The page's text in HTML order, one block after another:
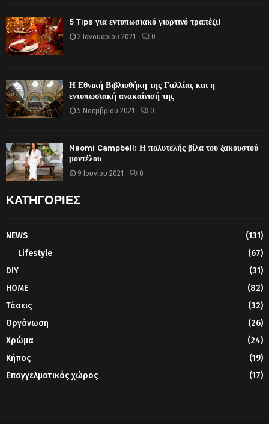
5 Tips για εντυπωσιακό γιορτινό τραπέζι!
2 Ιανουαρίου 2021 0
Η Εθνική Βιβλιοθήκη της Γαλλίας και η
εντυπωσιακή ανακαίνισή της
5 Νοεμβρίου 2021 0
Naomi Campbell: Η πολυτελής βίλα του ξακουστού
μοντέλου
9 Ιουνίου 2021 0
ΚΑΤΗΓΟΡΙΕΣ
NEWS
(131)
Lifestyle
(67)
DIY
(31)
HOME
(82)
Τάσεις
(32)
Οργάνωση
(26)
Χρώμα
(24)
Κήπος
(19)
Επαγγελματικός χώρος
(17)